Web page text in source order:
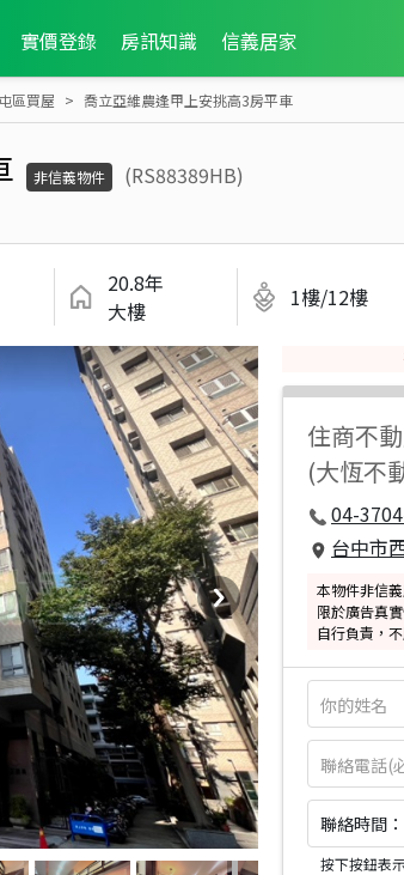
實價登錄 房訊知識 信義居家
區買屋 喬立亞維農逢甲上安挑高3房平車
非信義物件
(RS88389HB)
20.8年
大樓
1樓/12樓
住商不
(大恆不
04-
台中市
本物件非信
限於廣告真
自行負責，
聯絡時間
按下按鈕表